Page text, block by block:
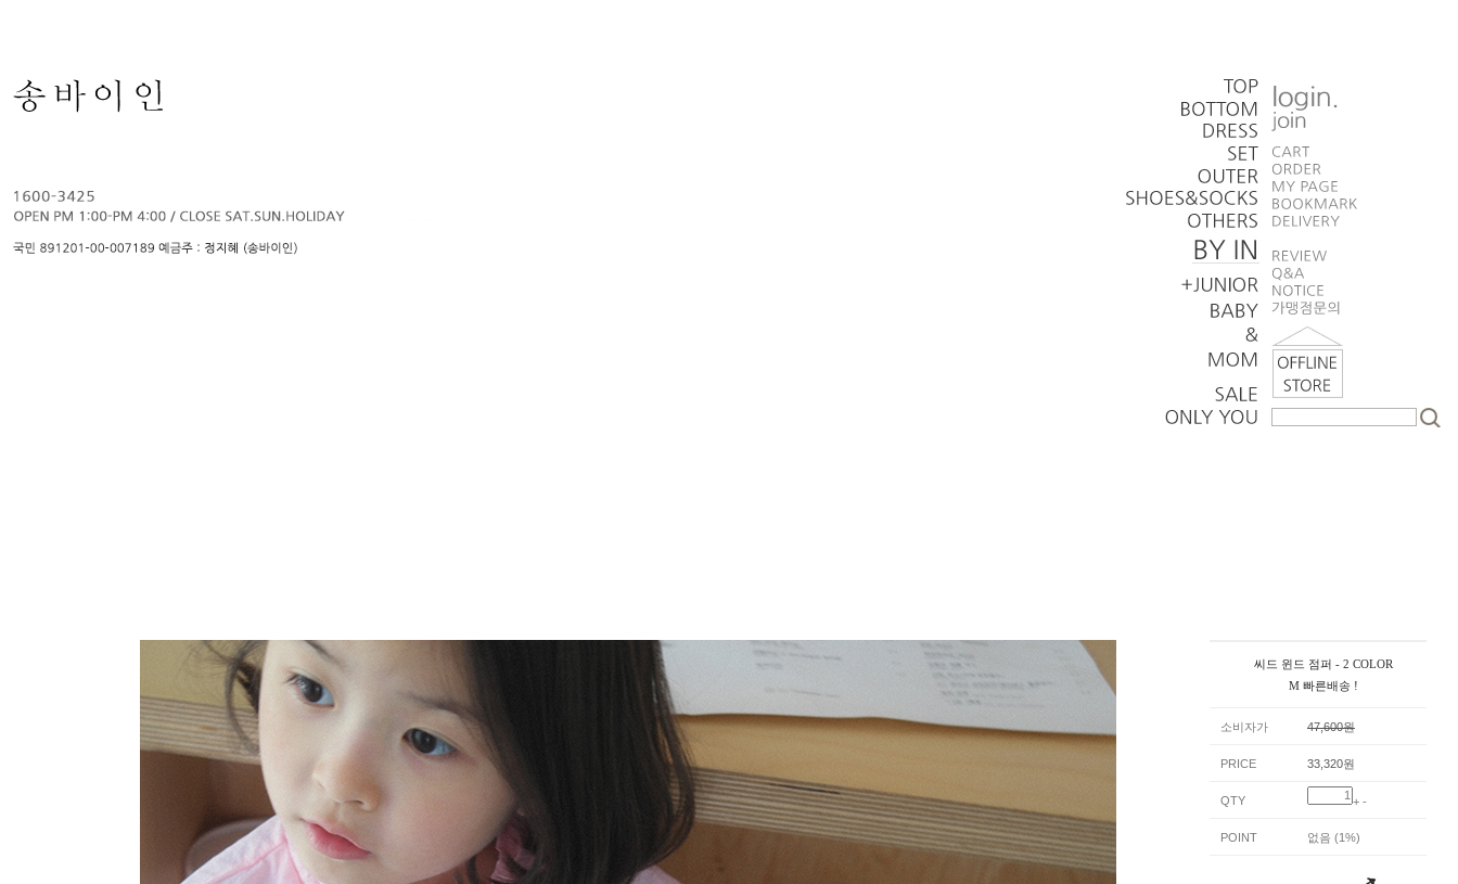
씨드 윈드 점퍼 - 2 COLOR
M 빠른배송 !
소비자가 47,600원
PRICE 33,320원
QTY + -
POINT 없음 (1%)